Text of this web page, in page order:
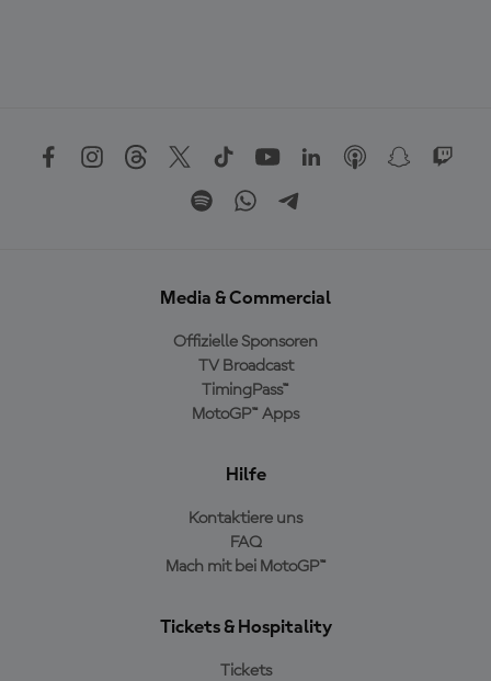
Media & Commercial
Offizielle Sponsoren
TV Broadcast
TimingPass™
MotoGP™ Apps
Hilfe
Kontaktiere uns
FAQ
Mach mit bei MotoGP™
Tickets & Hospitality
Tickets